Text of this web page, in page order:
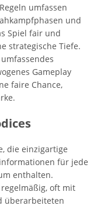
umfassen
und
Spiel fair und
strategische Tiefe.
Gameplay
faire Chance,
die einzigartige
für jede
enthalten.
oft mit
überarbeiteten